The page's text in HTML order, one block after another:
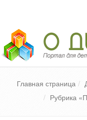
Педагогический портал
Главная страница
Рубрика